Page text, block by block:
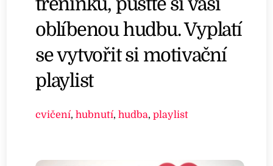
oblíbenou hudbu. Vyplatí
se vytvořit si motivační
playlist
cvičení,hubnutí,hudba,playlist